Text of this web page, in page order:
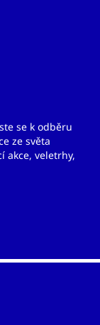
se k odběru
ze světa
akce, veletrhy,